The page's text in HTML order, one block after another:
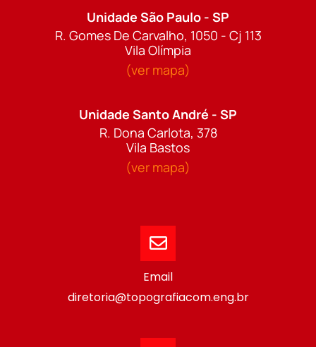
Unidade São Paulo - SP
R. Gomes De Carvalho, 1050 - Cj 113
Vila Olímpia
(ver mapa)
Unidade Santo André - SP
R. Dona Carlota, 378
Vila Bastos
(ver mapa)
Email
diretoria@topografiacom.eng.br